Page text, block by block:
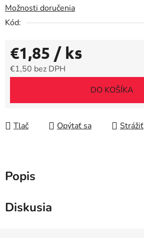
Možnosti doručenia
Kód:
€1,85 / ks
€1,50 bez DPH
DO KOŠÍKA
Tlač Opýtať sa Strážiť
Popis
Diskusia